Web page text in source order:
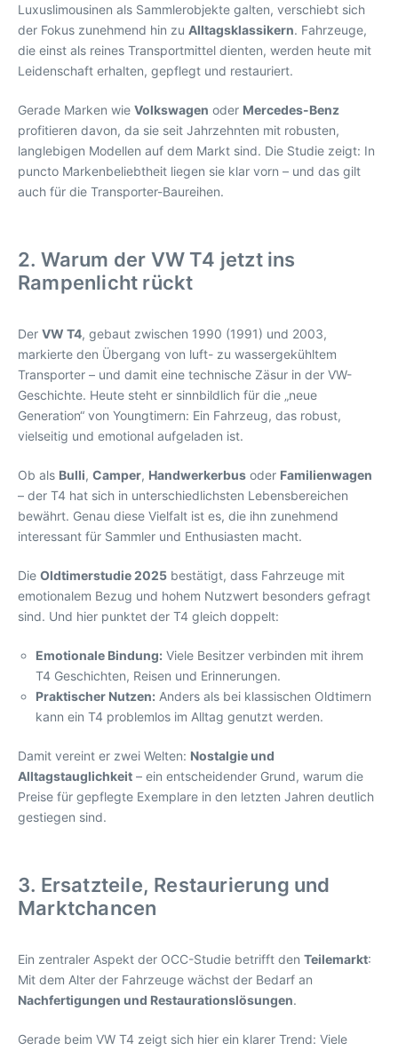
Luxuslimousinen als Sammlerobjekte galten, verschiebt sich
der Fokus zunehmend hin zu Alltagsklassikern. Fahrzeuge,
die einst als reines Transportmittel dienten, werden heute mit
Leidenschaft erhalten, gepflegt und restauriert.
Gerade Marken wie Volkswagen oder Mercedes-Benz
profitieren davon, da sie seit Jahrzehnten mit robusten,
langlebigen Modellen auf dem Markt sind. Die Studie zeigt: In
puncto Markenbeliebtheit liegen sie klar vorn – und das gilt
auch für die Transporter-Baureihen.
2. Warum der VW T4 jetzt ins
Rampenlicht rückt
Der VW T4, gebaut zwischen 1990 (1991) und 2003,
markierte den Übergang von luft- zu wassergekühltem
Transporter – und damit eine technische Zäsur in der VW-
Geschichte. Heute steht er sinnbildlich für die „neue
Generation“ von Youngtimern: Ein Fahrzeug, das robust,
vielseitig und emotional aufgeladen ist.
Ob als Bulli, Camper, Handwerkerbus oder Familienwagen
– der T4 hat sich in unterschiedlichsten Lebensbereichen
bewährt. Genau diese Vielfalt ist es, die ihn zunehmend
interessant für Sammler und Enthusiasten macht.
Die Oldtimerstudie 2025 bestätigt, dass Fahrzeuge mit
emotionalem Bezug und hohem Nutzwert besonders gefragt
sind. Und hier punktet der T4 gleich doppelt:
Emotionale Bindung: Viele Besitzer verbinden mit ihrem
T4 Geschichten, Reisen und Erinnerungen.
Praktischer Nutzen: Anders als bei klassischen Oldtimern
kann ein T4 problemlos im Alltag genutzt werden.
Damit vereint er zwei Welten: Nostalgie und
Alltagstauglichkeit – ein entscheidender Grund, warum die
Preise für gepflegte Exemplare in den letzten Jahren deutlich
gestiegen sind.
3. Ersatzteile, Restaurierung und
Marktchancen
Ein zentraler Aspekt der OCC-Studie betrifft den Teilemarkt:
Mit dem Alter der Fahrzeuge wächst der Bedarf an
Nachfertigungen und Restaurationslösungen.
Gerade beim VW T4 zeigt sich hier ein klarer Trend: Viele